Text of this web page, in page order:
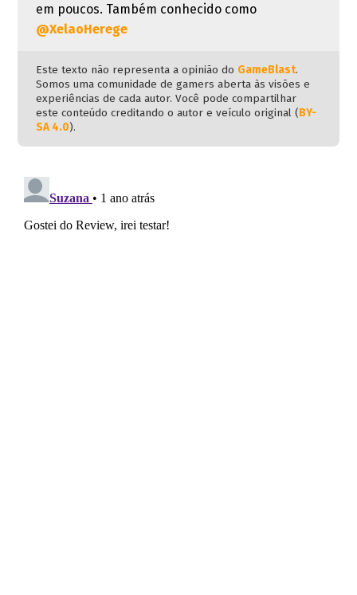
em poucos. Também conhecido como
@XelaoHerege
Este texto não representa a opinião do GameBlast.
Somos uma comunidade de gamers aberta às visões e
experiências de cada autor. Você pode compartilhar
este conteúdo creditando o autor e veículo original (BY-
SA 4.0).